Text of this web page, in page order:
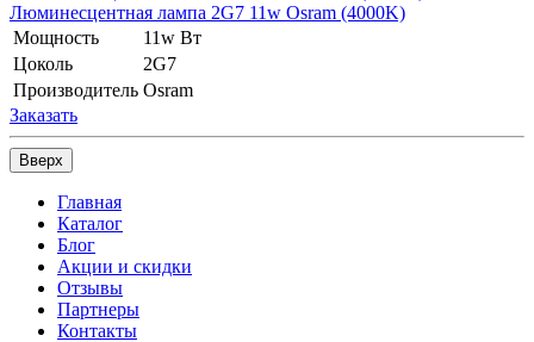
Люминесцентная лампа 2G7 11w Osram (4000K)
Мощность
11w Вт
Цоколь
2G7
Производитель Osram
Заказать
Вверх
Главная
Каталог
Блог
Акции и скидки
Отзывы
Партнеры
Контакты